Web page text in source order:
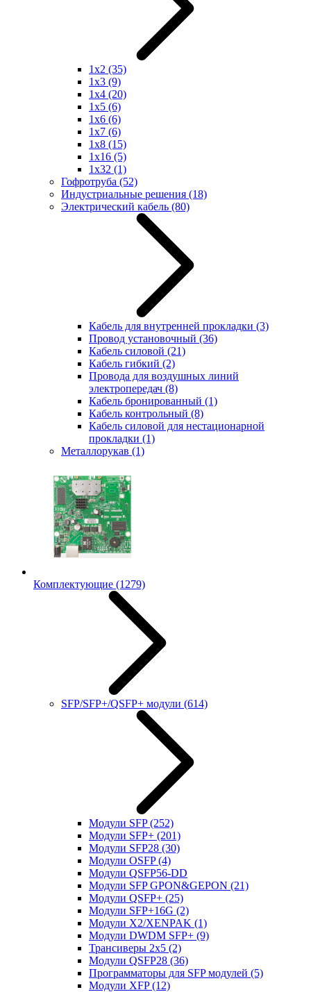
1x2 (35)
1x3 (9)
1x4 (20)
1x5 (6)
1x6 (6)
1x7 (6)
1x8 (15)
1x16 (5)
1x32 (1)
Гофротруба (52)
Индустриальные решения (18)
Электрический кабель (80)
Кабель для внутренней прокладки (3)
Провод установочный (36)
Кабель силовой (21)
Кабель гибкий (2)
Провода для воздушных линий
электропередач (8)
Кабель бронированный (1)
Кабель контрольный (8)
Кабель силовой для нестационарной
прокладки (1)
Металлорукав (1)
Комплектующие (1279)
SFP/SFP+/QSFP+ модули (614)
Модули SFP(252)
Модули SFP+ (201)
Модули SFP28 (30)
Модули OSFP(4)
Модули QSFP56-DD
Модули SFP GPON&GEPON (21)
Модули QSFP+ (25)
Модули SFP+16G (2)
Модули X2/XENPAK (1)
Модули DWDM SFP+ (9)
Трансиверы 2x5 (2)
Модули QSFP28 (36)
Программаторы для SFP модулей (5)
Модули XFP(12)